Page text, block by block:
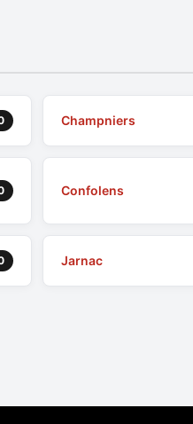
Champniers
Confolens
Jarnac